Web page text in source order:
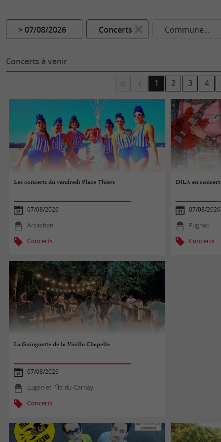
> 07/08/2026 Concerts Commune...
Concerts à venir
1 2 3 4
Les concerts du vendredi Place Thiers
07/08/2026
Arcachon
Concerts
DILA en
07/08/2026
Pugnac
Concerts
La Guinguette de la Vieille Chapelle
07/08/2026
Lugon-et-l'Île-du-Carnay
Concerts